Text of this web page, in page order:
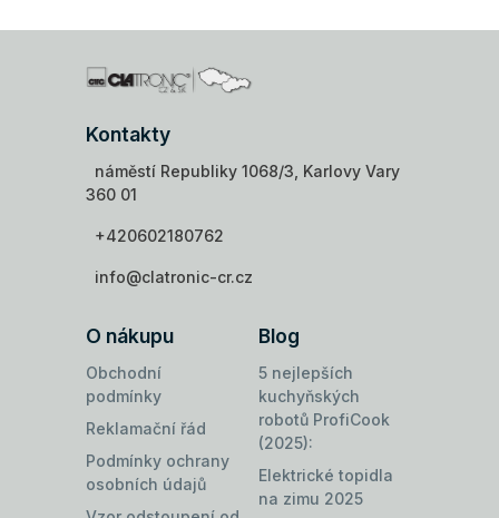
Kontakty
náměstí Republiky 1068/3, Karlovy Vary
360 01
+420602180762
info@clatronic-cr.cz
O nákupu
Obchodní
podmínky
Reklamační řád
Podmínky ochrany
osobních údajů
Blog
5 nejlepších
kuchyňských
robotů ProfiCook
(2025):
Elektrické topidla
na zimu 2025